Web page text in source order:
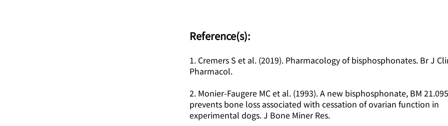
​Reference(s):
1. Cremers S et al. (2019). Pharmacology of bisphosphonates. Br J
Pharmacol.
2. Monier-Faugere MC et al. (1993). A new bisphosphonate, BM
prevents bone loss associated with cessation of ovarian function in
experimental dogs. J Bone Miner Res.